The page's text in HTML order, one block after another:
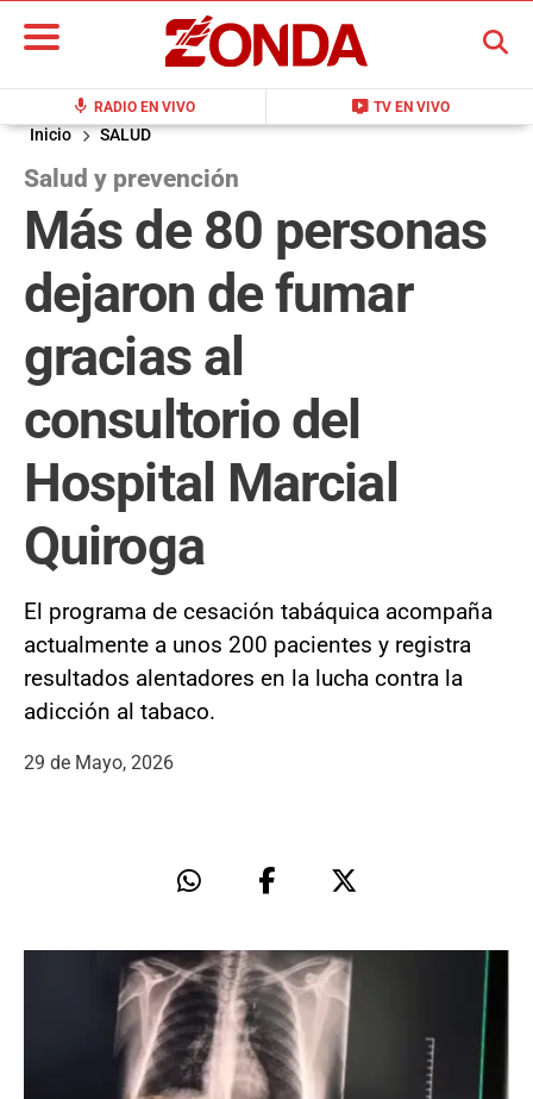
mic RADIO EN VIVO live_tv TV EN VIVO
BUSCAR
Inicio SALUD
Salud y prevención
Más de 80 personas
dejaron de fumar
gracias al
consultorio del
Hospital Marcial
Quiroga
El programa de cesación tabáquica acompaña
actualmente a unos 200 pacientes y registra
resultados alentadores en la lucha contra la
adicción al tabaco.
29 de Mayo, 2026